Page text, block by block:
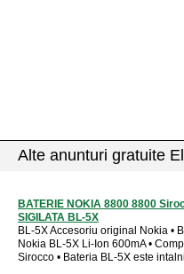
Alte anunturi gratuite
BATERIE NOKIA 8800 8800
SIGILATA BL-5X
BL-5X Accesoriu original Nokia •
Nokia BL-5X Li-Ion 600mA •
Sirocco • Bateria BL-5X este